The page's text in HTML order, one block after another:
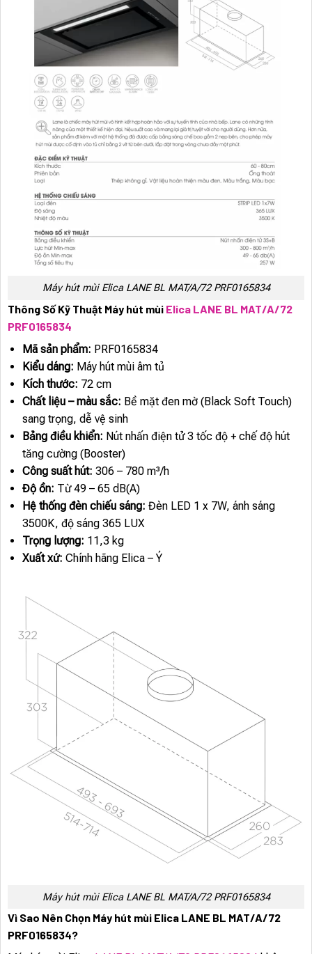
Máy hút mùi Elica LANE BL MAT/A/72 PRF0165834
Thông Số Kỹ Thuật Máy hút mùi Elica LANE BL MAT/A/72
PRF0165834
Mã sản phẩm: PRF0165834
Kiểu dáng: Máy hút mùi âm tủ
Kích thước: 72 cm
Chất liệu – màu sắc: Bề mặt đen mờ (Black Soft Touch)
sang trọng, dễ vệ sinh
Bảng điều khiển: Nút nhấn điện tử 3 tốc độ + chế độ hút
tăng cường (Booster)
Công suất hút: 306 – 780 m³/h
Độ ồn: Từ 49 – 65 dB(A)
Hệ thống đèn chiếu sáng: Đèn LED 1 x 7W, ánh sáng
3500K, độ sáng 365 LUX
Trọng lượng: 11,3 kg
Xuất xứ: Chính hãng Elica – Ý
Máy hút mùi Elica LANE BL MAT/A/72 PRF0165834
Vì Sao Nên Chọn Máy hút mùi Elica LANE BL MAT/A/72
PRF0165834?